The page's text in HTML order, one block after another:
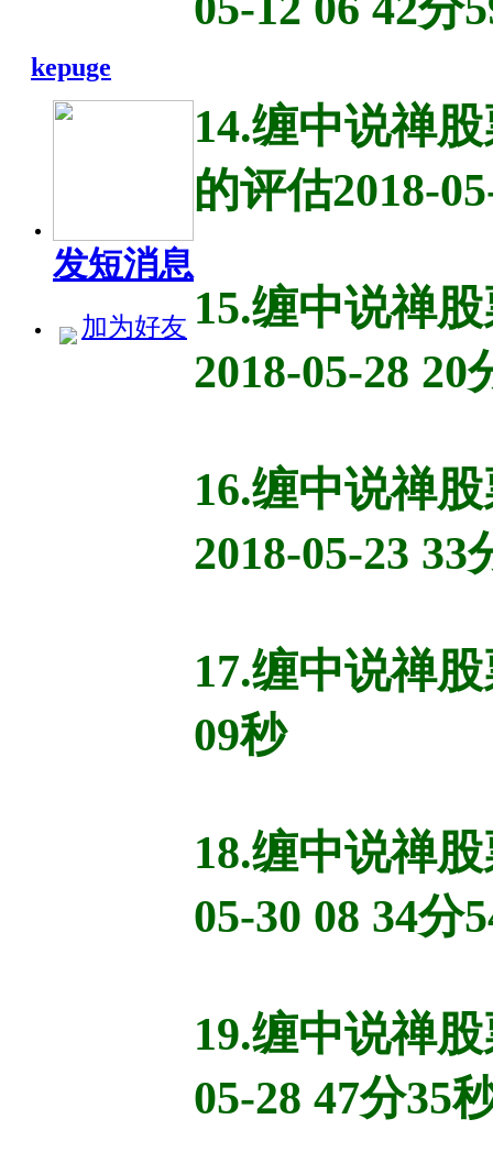
kepuge
发短消息
加为好友
14.缠中说禅
的评估2018-
15.缠中说禅
2018-05-28 20
16.缠中说禅
2018-05-23 33
17.缠中说禅
09秒
18.缠中说禅
05-30 08 34分
19.缠中说禅
05-28 47分35